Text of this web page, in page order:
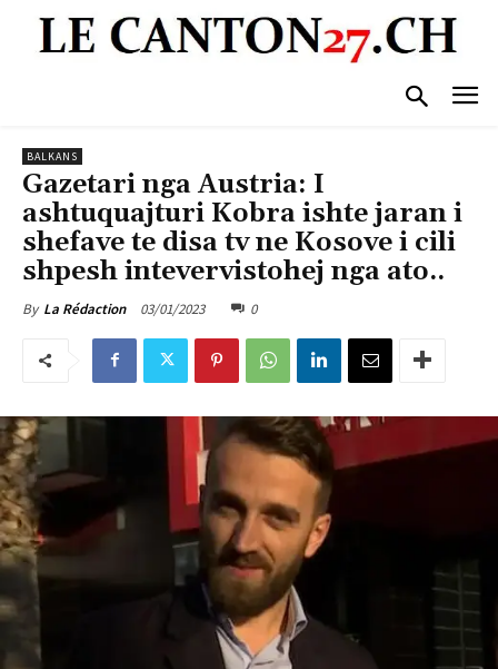
BALKANS
Gazetari nga Austria: I
ashtuquajturi Kobra ishte jaran i
shefave te disa tv ne Kosove i cili
shpesh intevervistohej nga ato..
By La Rédaction 03/01/2023 0